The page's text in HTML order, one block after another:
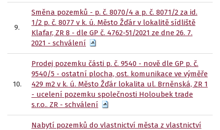
9.
Směna pozemků - p. č. 8070/4 a p. č. 8071/2 za id.
1/2 p. č. 8077 v k. ú. Město Žďár v lokalitě sídliště
Klafar, ZR 8 - dle GP č. 4762-51/2021 ze dne 26. 7.
2021 - schválení
10.
Prodej pozemku části p. č. 9540 - nově dle GP p. č.
9540/5 - ostatní plocha, ost. komunikace ve výměře
429 m2 v k. ú. Město Žďár lokalita ul. Brněnská, ZR 1
- ucelení pozemku společnosti Holoubek trade
s.r.o.. ZR - schválení
Nabytí pozemků do vlastnictví města z vlastnictví